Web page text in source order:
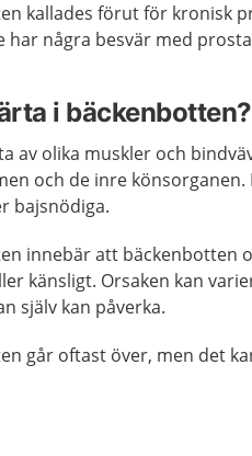
kallades förut för kronisk
några besvär med
i bäckenbotten?
av olika muskler och
och de inre könsorganen.
bajsnödiga.
innebär att bäckenbotten
känsligt. Orsaken kan
själv kan påverka.
går oftast över, men det